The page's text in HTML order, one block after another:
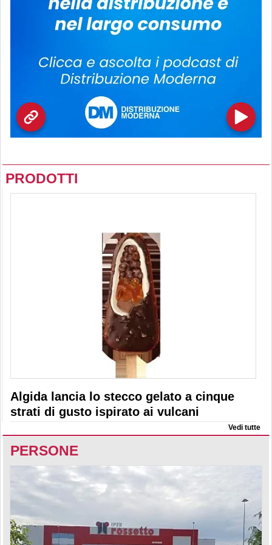
PRODOTTI
Algida lancia lo stecco gelato a cinque
strati di gusto ispirato ai vulcani
Vedi tutte
PERSONE